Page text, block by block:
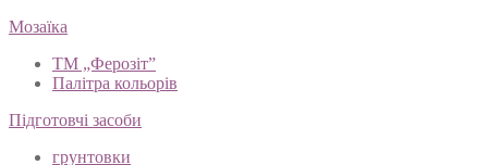
Мозаїка
ТМ „Ферозіт”
Палітра кольорів
Підготовчі засоби
грунтовки